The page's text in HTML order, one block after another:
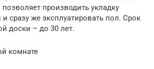
производить укладку
и сразу же эксплуатировать пол. Срок
доски – до 30 лет.
комнате